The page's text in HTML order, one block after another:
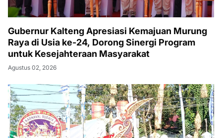
Gubernur Kalteng Apresiasi Kemajuan Murung
Raya di Usia ke-24, Dorong Sinergi Program
untuk Kesejahteraan Masyarakat
Agustus 02, 2026